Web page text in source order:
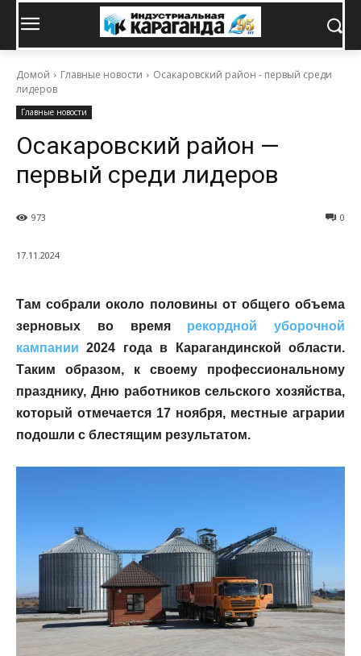
Домой Главные новости
Осакаровский район - первый среди
лидеров
Главные новости
Осакаровский район —
первый среди лидеров
0
973
17.11.2024
Там собрали около половины от общего объема
зерновых во время рекордной уборочной
кампании 2024 года в Карагандинской области.
Таким образом, к своему профессиональному
празднику, Дню работников сельского хозяйства,
который отмечается 17 ноября, местные аграрии
подошли с блестящим результатом.